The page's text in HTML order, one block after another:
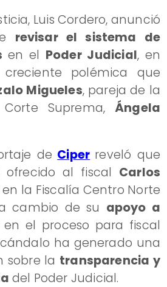
Luis Cordero, anunció
revisar el sistema de
en el Poder Judicial, en
polémica que
Migueles, pareja de la
Suprema, Ángela
de Ciper reveló que
ofrecido al fiscal Carlos
la Fiscalía Centro Norte
cambio de su apoyo a
el proceso para fiscal
ha generado una
sobre la transparencia y
del Poder Judicial.